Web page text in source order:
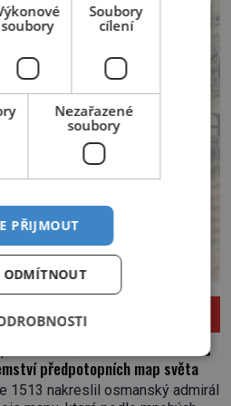
která neměla existovat: Piri Reis
předpotopních map světa
1513 nakreslil osmanský admirál
soubory
Soubory
cílení
Nezařazené
soubory
PŘIJMOUT
ODMÍTNOUT